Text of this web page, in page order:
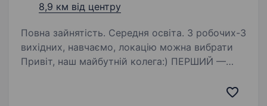
8,9 км від центру
Повна зайнятість. Середня освіта. 3 робочих-3
вихідних, навчаємо, локацію можна вибрати
Привіт, наш майбутній колега:) ПЕРШИЙ —
у всіх регіонах), величезна фінансова компанія,